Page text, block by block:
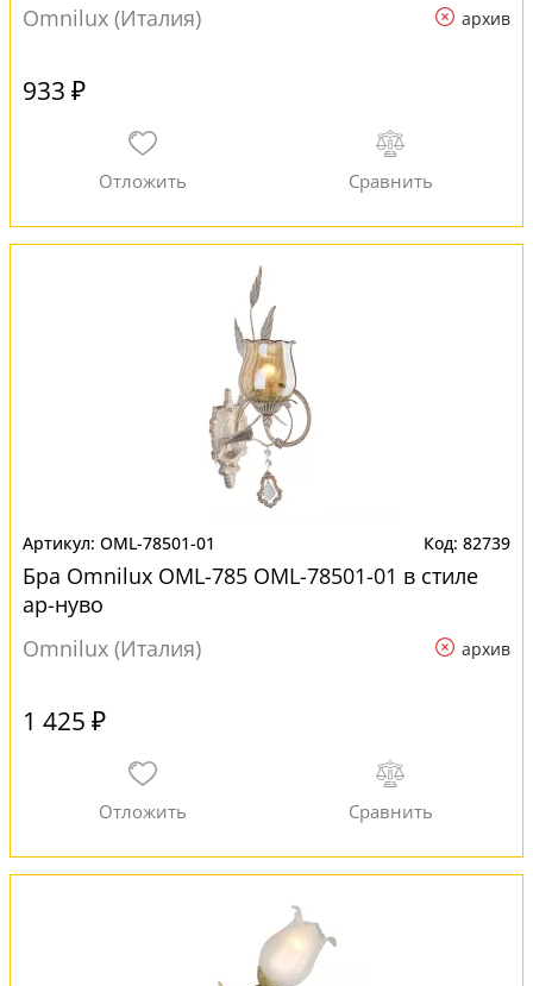
Omnilux (Италия)
архив
933 ₽
OML-78501-01 82739
Бра Omnilux OML-785 OML-78501-01 в стиле
ар-нуво
Omnilux (Италия)
архив
1 425 ₽